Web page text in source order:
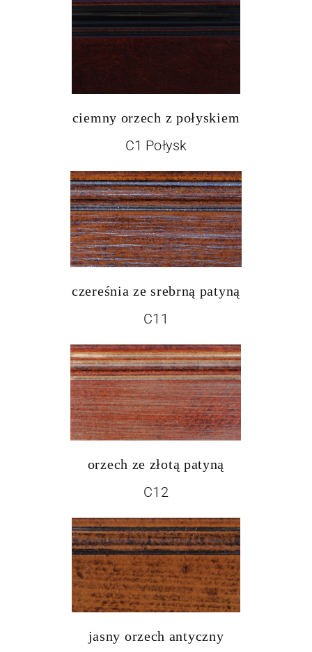
ciemny orzech z połyskiem
C1 Połysk
czereśnia ze srebrną patyną
C11
orzech ze złotą patyną
C12
jasny orzech antyczny